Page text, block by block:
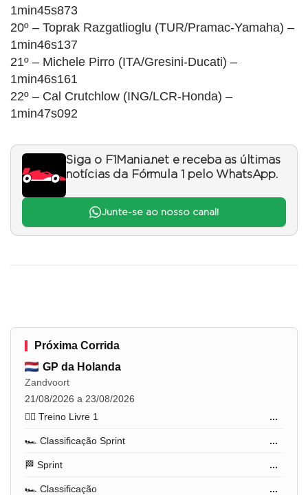
1min45s873
20º – Toprak Razgatlioglu (TUR/Pramac-Yamaha) –
1min46s137
21º – Michele Pirro (ITA/Gresini-Ducati) –
1min46s161
22º – Cal Crutchlow (ING/LCR-Honda) –
1min47s092
Siga o F1Mania.net e receba as últimas
notícias da Fórmula 1 pelo WhatsApp.
Junte-se ao nosso canal!
Próxima Corrida
GP da Holanda
Zandvoort
21/08/2026 a 23/08/2026
🏋️‍♂️ Treino Livre 1
...
🏎️ Classificação Sprint ...
🏁 Sprint ...
🏎️ Classificação ...